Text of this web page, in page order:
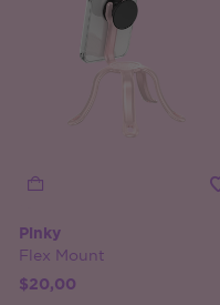
Pinky
Flex Mount
$20,00